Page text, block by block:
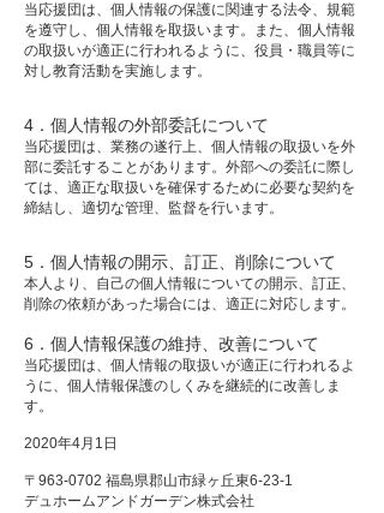
当応援団は、個人情報の保護に関連する法令、規範
を遵守し、個人情報を取扱います。また、個人情報
の取扱いが適正に行われるように、役員・職員等に
対し教育活動を実施します。
4．個人情報の外部委託について
当応援団は、業務の遂行上、個人情報の取扱いを外
部に委託することがあります。外部への委託に際し
ては、適正な取扱いを確保するために必要な契約を
締結し、適切な管理、監督を行います。
5．個人情報の開示、訂正、削除について
本人より、自己の個人情報についての開示、訂正、
削除の依頼があった場合には、適正に対応します。
6．個人情報保護の維持、改善について
当応援団は、個人情報の取扱いが適正に行われるよ
うに、個人情報保護のしくみを継続的に改善しま
す。
2020年4月1日
〒963-0702 福島県郡山市緑ヶ丘東6-23-1
デュホームアンドガーデン株式会社